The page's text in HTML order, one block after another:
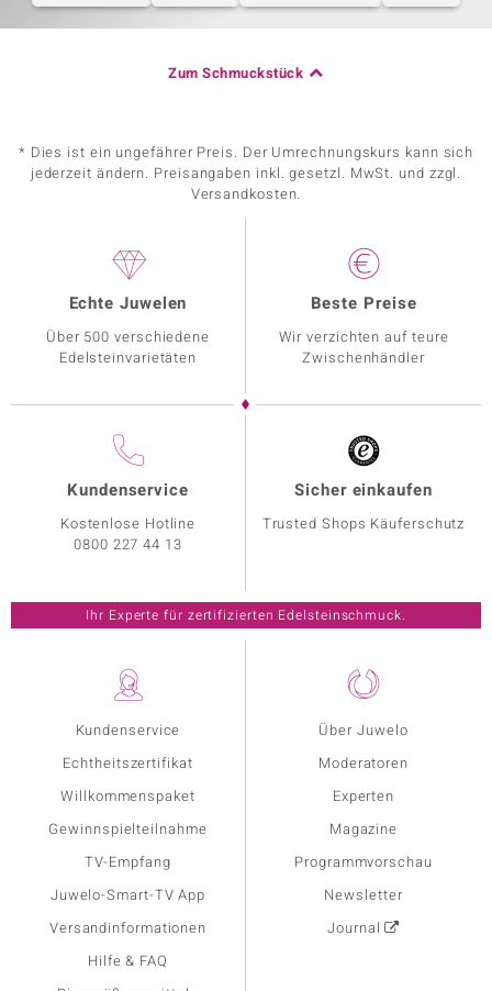
Zum Schmuckstück
* Dies ist ein ungefährer Preis. Der Umrechnungskurs kann sich
jederzeit ändern. Preisangaben inkl. gesetzl. MwSt. und zzgl.
Versandkosten.
Kundenservice
Echtheitszertifikat
Willkommenspaket
Gewinnspielteilnahme
TV-Empfang
Juwelo-Smart-TV App
Versandinformationen
Hilfe & FAQ
Über Juwelo
Moderatoren
Experten
Magazine
Programmvorschau
Newsletter
Journal
Echte Juwelen
Über 500 verschiedene
Edelsteinvarietäten
Beste Preise
Wir verzichten auf teure
Zwischenhändler
Kundenservice
Kostenlose Hotline
0800 227 44 13
Sicher einkaufen
Trusted Shops Käuferschutz
Ihr Experte für zertifizierten Edelsteinschmuck.